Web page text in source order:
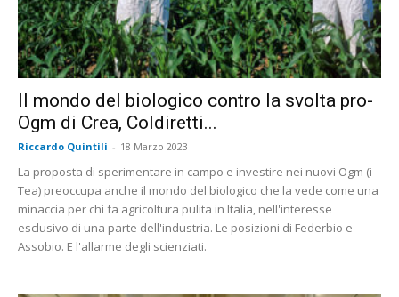
Il mondo del biologico contro la svolta pro-
Ogm di Crea, Coldiretti...
Riccardo Quintili - 18 Marzo 2023
La proposta di sperimentare in campo e investire nei nuovi Ogm (i
Tea) preoccupa anche il mondo del biologico che la vede come una
minaccia per chi fa agricoltura pulita in Italia, nell'interesse
esclusivo di una parte dell'industria. Le posizioni di Federbio e
Assobio. E l'allarme degli scienziati.